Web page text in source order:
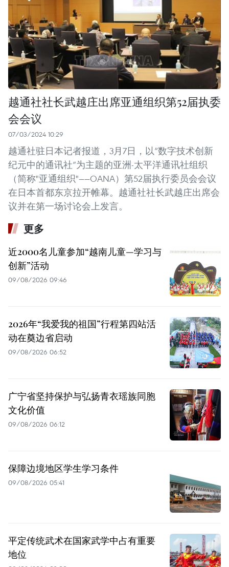
越通社社长武越庄出席亚通组织第52届执委
会会议
07/03/2024 10:29
越通社驻日本记者报道，3月7日，以“数字技术创新
纪元中的通讯社”为主题的亚洲-太平洋通讯社组织
（简称"亚通组织"——OANA）第52届执行委员会会议
在日本首都东京拉开帷幕。越通社社长武越庄出席会
议并在第一场讨论会上发言。
更多
近2000名儿童参加“越南儿童—学习与
创新”活动
09/08/2026 09:46
2026年“我爱我的祖国”行程第四站活
动在奠边省启动
09/08/2026 06:52
广宁省坚持保护与弘扬青衣瑶族同胞
文化价值
09/08/2026 06:12
保障边境地区学生学习条件
09/08/2026 05:41
平定传统武术在国家武学中占有重要
地位